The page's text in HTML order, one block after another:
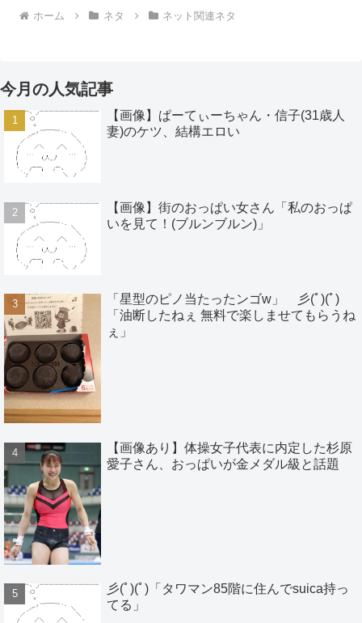
ホーム ネタ ネット関連ネタ
今月の人気記事
【画像】ぱーてぃーちゃん・信子(31歳人
妻)のケツ、結構エロい
【画像】街のおっぱい女さん「私のおっぱ
いを見て！(ブルンブルン)」
「星型のピノ当たったンゴw」 彡(ﾟ)(ﾟ)
「油断したねぇ 無料で楽しませてもらうね
ぇ」
【画像あり】体操女子代表に内定した杉原
愛子さん、おっぱいが金メダル級と話題
彡(ﾟ)(ﾟ)「タワマン85階に住んでsuica持っ
てる」